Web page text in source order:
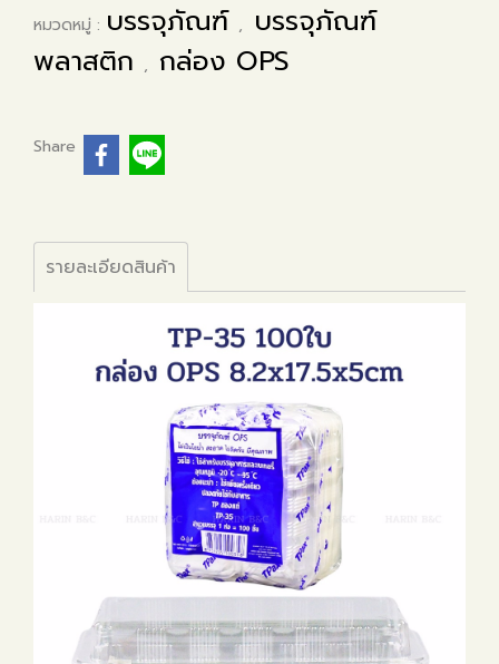
หมวดหมู่ : บรรจุภัณฑ์ ,
บรรจุภัณฑ์
พลาสติก , กล่อง OPS
Share
รายละเอียดสินค้า